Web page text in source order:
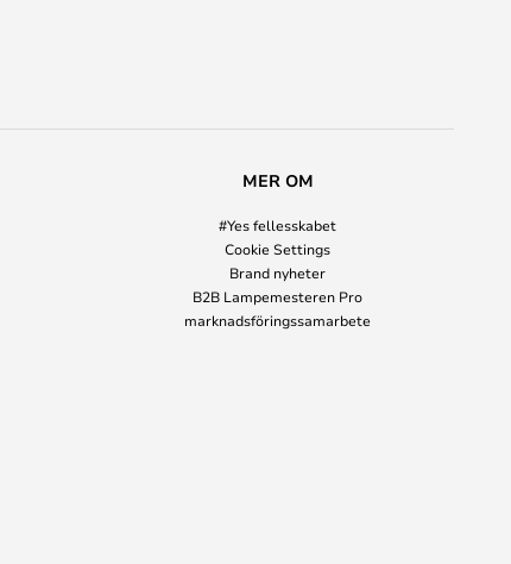
MER OM
#Yes fellesskabet
Cookie Settings
Brand nyheter
B2B Lampemesteren Pro
marknadsföringssamarbete